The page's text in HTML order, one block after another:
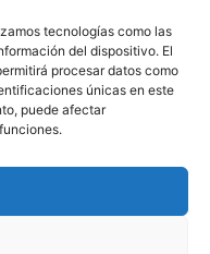
tecnologías como las
del dispositivo. El
procesar datos como
únicas en este
puede afectar